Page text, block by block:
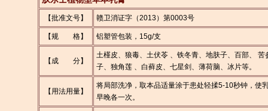
【批准文号】 赣卫消证字（2013）第0003号
【规 格】 铝塑管包装，15g/支
【成 分】
土槿皮、狼毒、土伏苓 、铁冬青、地肤子、百部、 苦
子、独角莲 、白藓皮、七星剑、薄荷脑、冰片等。
【用法用量】
将局部洗净，取本品适量涂于患处轻揉5-10秒钟，使
早晚各一次。